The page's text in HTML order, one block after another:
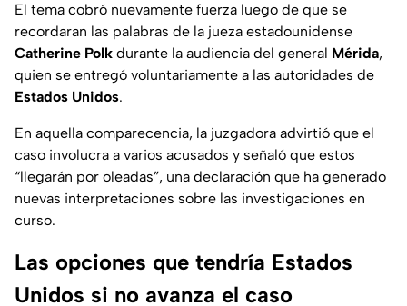
El tema cobró nuevamente fuerza luego de que se
recordaran las palabras de la jueza estadounidense
Catherine Polk durante la audiencia del general Mérida,
quien se entregó voluntariamente a las autoridades de
Estados Unidos.
En aquella comparecencia, la juzgadora advirtió que el
caso involucra a varios acusados y señaló que estos
“llegarán por oleadas”, una declaración que ha generado
nuevas interpretaciones sobre las investigaciones en
curso.
Las opciones que tendría Estados
Unidos si no avanza el caso